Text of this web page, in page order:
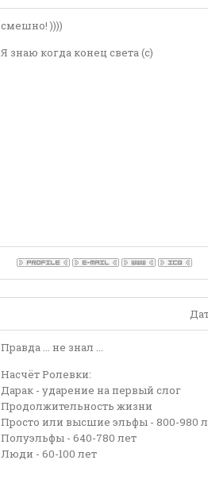
смешно! ))))
Я знаю когда конец света (с)
Правда ... не знал ...
Насчёт Ролевки:
Дарак - ударение на первый слог
Продолжительность жизни
Просто или высшие эльфы - 800-980
Полуэльфы - 640-780 лет
Люди - 60-100 лет